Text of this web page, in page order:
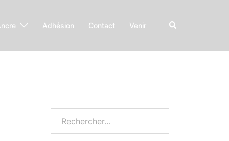
Adhésion Contact Venir